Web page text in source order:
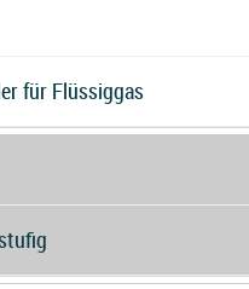
für Flüssiggas